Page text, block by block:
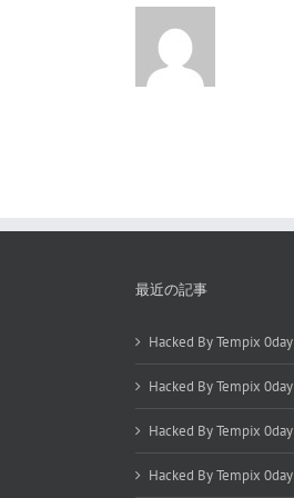
最近の記事
Hacked By Tempix 0day
Hacked By Tempix 0day
Hacked By Tempix 0day
Hacked By Tempix 0day